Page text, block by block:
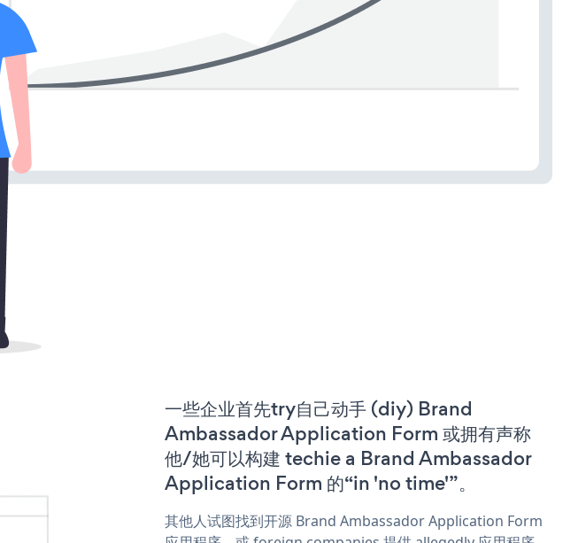
一些企业首先try自己动手 (diy) Brand
Ambassador Application Form 或拥有声称
他/她可以构建 techie a Brand Ambassador
Application Form 的“in 'no time'”。
其他人试图找到开源 Brand Ambassador Application Form